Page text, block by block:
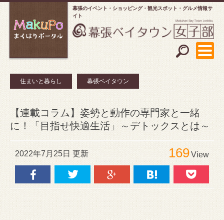
幕張のイベント・ショッピング
観光スポット・グルメ情報サ
イト
住まいと暮らし 幕張ベイタウン
【連載コラム】姿勢と動作の専門家と一緒
に！「目指せ快適生活」～デトックスとは～
2022年7月25日 更新 169View